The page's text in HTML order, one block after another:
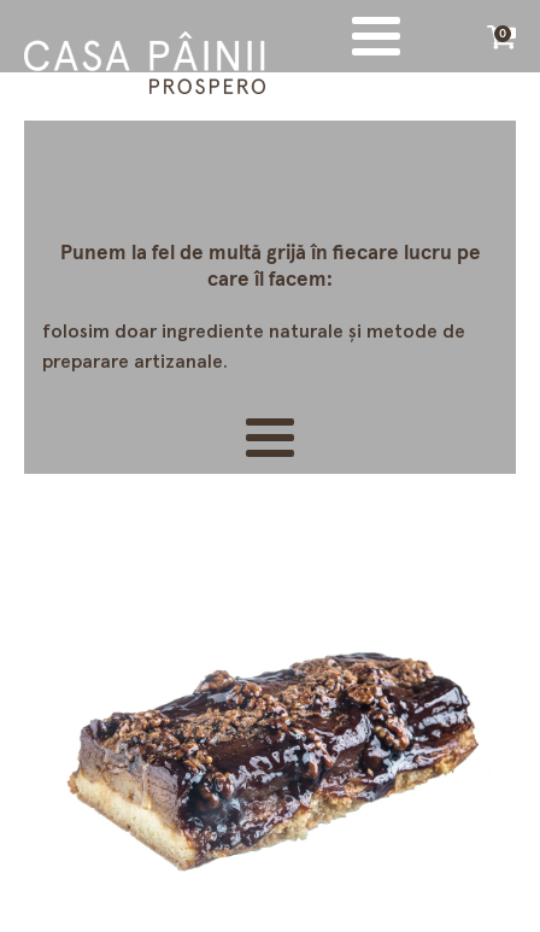
0
Punem la fel de multă grijă în fiecare lucru pe
care îl facem:
folosim doar ingrediente naturale și metode de
preparare artizanale.